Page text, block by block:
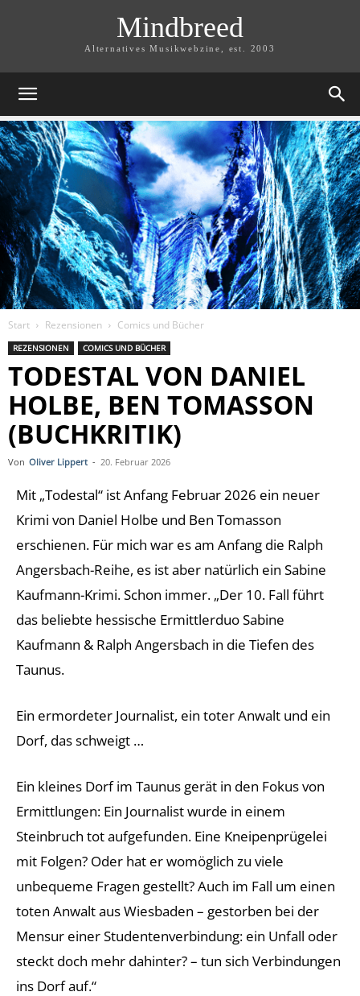
Mindbreed
Alternatives Musikwebzine, est. 2003
Start Rezensionen Comics und Bücher
REZENSIONEN COMICS UND BÜCHER
TODESTAL VON DANIEL
HOLBE, BEN TOMASSON
(BUCHKRITIK)
Von Oliver Lippert - 20. Februar 2026
Mit „Todestal“ ist Anfang Februar 2026 ein neuer
Krimi von Daniel Holbe und Ben Tomasson
erschienen. Für mich war es am Anfang die Ralph
Angersbach-Reihe, es ist aber natürlich ein Sabine
Kaufmann-Krimi. Schon immer. „Der 10. Fall führt
das beliebte hessische Ermittlerduo Sabine
Kaufmann & Ralph Angersbach in die Tiefen des
Taunus.
Ein ermordeter Journalist, ein toter Anwalt und ein
Dorf, das schweigt …
Ein kleines Dorf im Taunus gerät in den Fokus von
Ermittlungen: Ein Journalist wurde in einem
Steinbruch tot aufgefunden. Eine Kneipenprügelei
mit Folgen? Oder hat er womöglich zu viele
unbequeme Fragen gestellt? Auch im Fall um einen
toten Anwalt aus Wiesbaden – gestorben bei der
Mensur einer Studentenverbindung: ein Unfall oder
steckt doch mehr dahinter? – tun sich Verbindungen
ins Dorf auf.“